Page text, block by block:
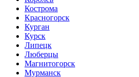
Кострома
Красногорск
Курган
Курск
Липецк
Люберцы
Магнитогорск
Мурманск